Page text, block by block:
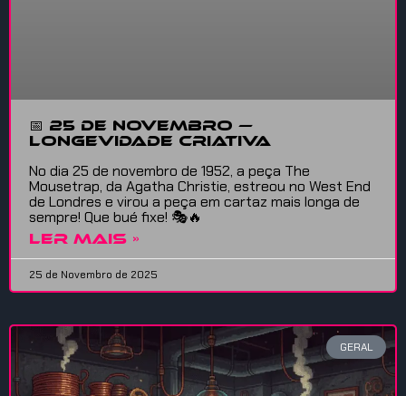
📅 25 de Novembro —
Longevidade Criativa
No dia 25 de novembro de 1952, a peça The
Mousetrap, da Agatha Christie, estreou no West End
de Londres e virou a peça em cartaz mais longa de
sempre! Que bué fixe! 🎭🔥
LER MAIS »
25 de Novembro de 2025
GERAL